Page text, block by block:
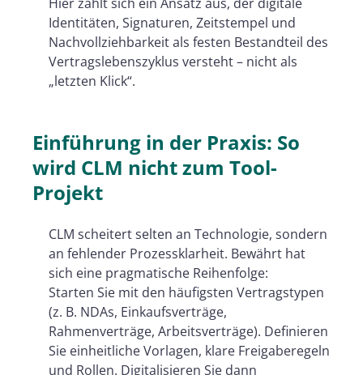
Identitäten, Signaturen, Zeitstempel und
Nachvollziehbarkeit als festen Bestandteil des
Vertragslebenszyklus versteht – nicht als
„letzten Klick“.
Einführung in der Praxis: So
wird CLM nicht zum Tool-
Projekt
CLM scheitert selten an Technologie, sondern
an fehlender Prozessklarheit. Bewährt hat
sich eine pragmatische Reihenfolge:
Starten Sie mit den häufigsten Vertragstypen
(z. B. NDAs, Einkaufsverträge,
Rahmenverträge, Arbeitsverträge). Definieren
Sie einheitliche Vorlagen, klare Freigaberegeln
und Rollen. Digitalisieren Sie dann